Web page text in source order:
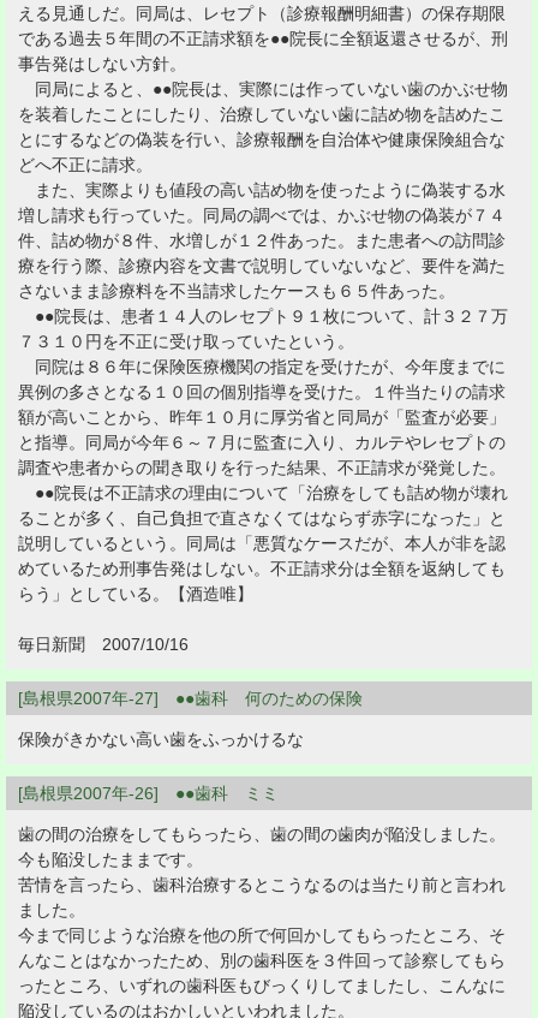
える見通しだ。同局は、レセプト（診療報酬明細書）の保存期限
である過去５年間の不正請求額を●●院長に全額返還させるが、刑
事告発はしない方針。
同局によると、●●院長は、実際には作っていない歯のかぶせ物
を装着したことにしたり、治療していない歯に詰め物を詰めたこ
とにするなどの偽装を行い、診療報酬を自治体や健康保険組合な
どへ不正に請求。
また、実際よりも値段の高い詰め物を使ったように偽装する水
増し請求も行っていた。同局の調べでは、かぶせ物の偽装が７４
件、詰め物が８件、水増しが１２件あった。また患者への訪問診
療を行う際、診療内容を文書で説明していないなど、要件を満た
さないまま診療料を不当請求したケースも６５件あった。
●●院長は、患者１４人のレセプト９１枚について、計３２７万
７３１０円を不正に受け取っていたという。
同院は８６年に保険医療機関の指定を受けたが、今年度までに
異例の多さとなる１０回の個別指導を受けた。１件当たりの請求
額が高いことから、昨年１０月に厚労省と同局が「監査が必要」
と指導。同局が今年６～７月に監査に入り、カルテやレセプトの
調査や患者からの聞き取りを行った結果、不正請求が発覚した。
●●院長は不正請求の理由について「治療をしても詰め物が壊れ
ることが多く、自己負担で直さなくてはならず赤字になった」と
説明しているという。同局は「悪質なケースだが、本人が非を認
めているため刑事告発はしない。不正請求分は全額を返納しても
らう」としている。【酒造唯】
毎日新聞 2007/10/16
[島根県2007年-27] ●●歯科 何のための保険
保険がきかない高い歯をふっかけるな
[島根県2007年-26] ●●歯科 ミミ
歯の間の治療をしてもらったら、歯の間の歯肉が陥没しました。
今も陥没したままです。
苦情を言ったら、歯科治療するとこうなるのは当たり前と言われ
ました。
今まで同じような治療を他の所で何回かしてもらったところ、そ
んなことはなかったため、別の歯科医を３件回って診察してもら
ったところ、いずれの歯科医もびっくりしてましたし、こんなに
陥没しているのはおかしいといわれました。